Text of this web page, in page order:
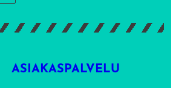
ASIAKASPALVELU